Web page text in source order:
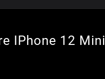
IPhone 12 Mini